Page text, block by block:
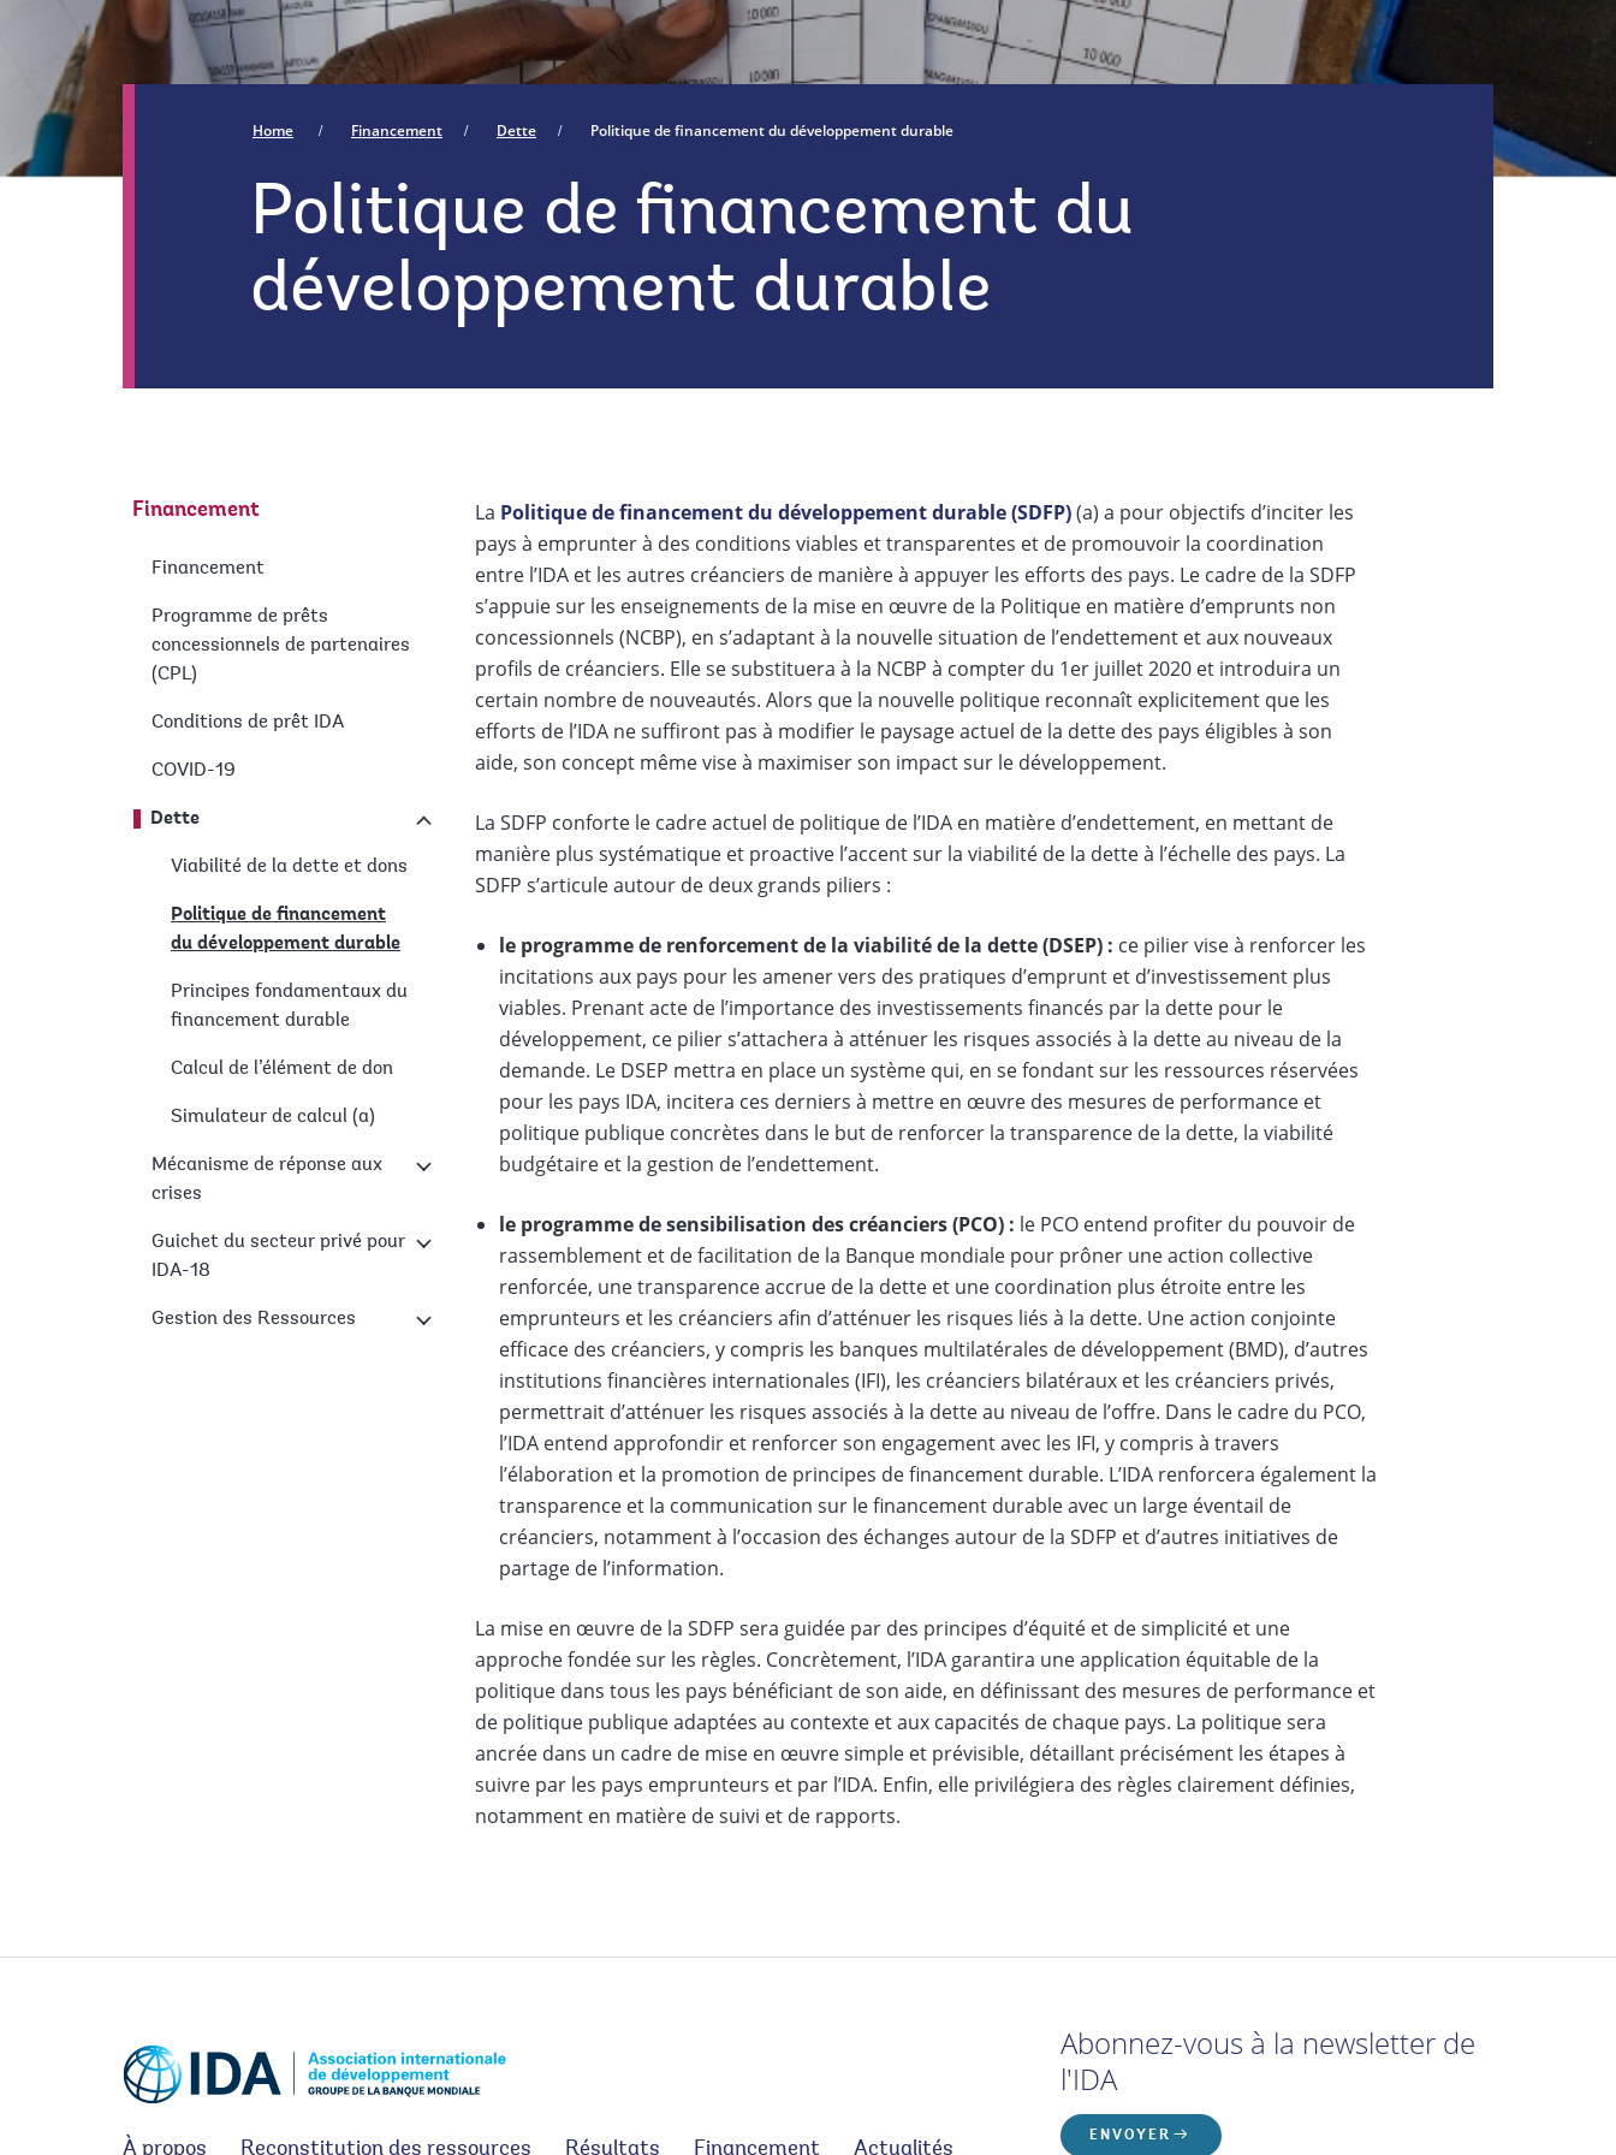
Home Financement Dette Politique de financement du développement durable
Politique de financement du
développement durable
Financement
Financement
Programme de prêts
concessionnels de partenaires
(CPL)
Conditions de prêt IDA
COVID-19
Dette
Viabilité de la dette et dons
Politique de financement
du développement durable
Principes fondamentaux du
financement durable
Calcul de l’élément de don
Simulateur de calcul (a)
Mécanisme de réponse aux
crises
Guichet du secteur privé pour
IDA-18
Gestion des Ressources
La Politique de financement du développement durable (SDFP)(a) a pour objectifs d’inciter les
pays à emprunter à des conditions viables et transparentes et de promouvoir la coordination
entre l’IDA et les autres créanciers de manière à appuyer les efforts des pays. Le cadre de la SDFP
s’appuie sur les enseignements de la mise en œuvre de la Politique en matière d’emprunts non
concessionnels (NCBP), en s’adaptant à la nouvelle situation de l’endettement et aux nouveaux
profils de créanciers. Elle se substituera à la NCBP à compter du 1er juillet 2020 et introduira un
certain nombre de nouveautés. Alors que la nouvelle politique reconnaît explicitement que les
efforts de l’IDA ne suffiront pas à modifier le paysage actuel de la dette des pays éligibles à son
aide, son concept même vise à maximiser son impact sur le développement.
La SDFP conforte le cadre actuel de politique de l’IDA en matière d’endettement, en mettant de
manière plus systématique et proactive l’accent sur la viabilité de la dette à l’échelle des pays. La
SDFP s’articule autour de deux grands piliers :
le programme de renforcement de la viabilité de la dette (DSEP) : ce pilier vise à renforcer les
incitations aux pays pour les amener vers des pratiques d’emprunt et d’investissement plus
viables. Prenant acte de l’importance des investissements financés par la dette pour le
développement, ce pilier s’attachera à atténuer les risques associés à la dette au niveau de la
demande. Le DSEP mettra en place un système qui, en se fondant sur les ressources réservées
pour les pays IDA, incitera ces derniers à mettre en œuvre des mesures de performance et
politique publique concrètes dans le but de renforcer la transparence de la dette, la viabilité
budgétaire et la gestion de l’endettement.
le programme de sensibilisation des créanciers (PCO) : le PCO entend profiter du pouvoir de
rassemblement et de facilitation de la Banque mondiale pour prôner une action collective
renforcée, une transparence accrue de la dette et une coordination plus étroite entre les
emprunteurs et les créanciers afin d’atténuer les risques liés à la dette. Une action conjointe
efficace des créanciers, y compris les banques multilatérales de développement (BMD), d’autres
institutions financières internationales (IFI), les créanciers bilatéraux et les créanciers privés,
permettrait d’atténuer les risques associés à la dette au niveau de l’offre. Dans le cadre du PCO,
l’IDA entend approfondir et renforcer son engagement avec les IFI, y compris à travers
l’élaboration et la promotion de principes de financement durable. L’IDA renforcera également la
transparence et la communication sur le financement durable avec un large éventail de
créanciers, notamment à l’occasion des échanges autour de la SDFP et d’autres initiatives de
partage de l’information.
La mise en œuvre de la SDFP sera guidée par des principes d’équité et de simplicité et une
approche fondée sur les règles. Concrètement, l’IDA garantira une application équitable de la
politique dans tous les pays bénéficiant de son aide, en définissant des mesures de performance et
de politique publique adaptées au contexte et aux capacités de chaque pays. La politique sera
ancrée dans un cadre de mise en œuvre simple et prévisible, détaillant précisément les étapes à
suivre par les pays emprunteurs et par l’IDA. Enfin, elle privilégiera des règles clairement définies,
notamment en matière de suivi et de rapports.
À propos Reconstitution des ressources Résultats Financement Actualités
Abonnez-vous à la newsletter de
l'IDA
ENVOYER